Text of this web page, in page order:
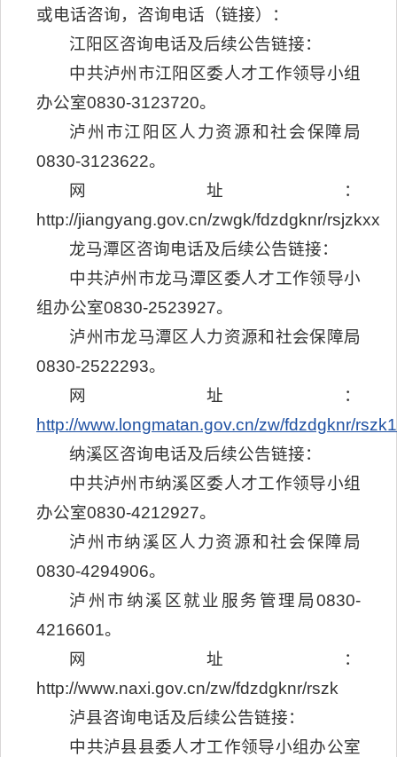
或电话咨询，咨询电话（链接）：
江阳区咨询电话及后续公告链接：
中共泸州市江阳区委人才工作领导小组
办公室0830-3123720。
泸州市江阳区人力资源和社会保障局
0830-3123622。
网址：
http://jiangyang.gov.cn/zwgk/fdzdgknr/rsjzkxx
龙马潭区咨询电话及后续公告链接：
中共泸州市龙马潭区委人才工作领导小
组办公室0830-2523927。
泸州市龙马潭区人力资源和社会保障局
0830-2522293。
网址：
http://www.longmatan.gov.cn/zw/fdzdgknr/rszk1
纳溪区咨询电话及后续公告链接：
中共泸州市纳溪区委人才工作领导小组
办公室0830-4212927。
泸州市纳溪区人力资源和社会保障局
0830-4294906。
泸州市纳溪区就业服务管理局0830-
4216601。
网址：
http://www.naxi.gov.cn/zw/fdzdgknr/rszk
泸县咨询电话及后续公告链接：
中共泸县县委人才工作领导小组办公室